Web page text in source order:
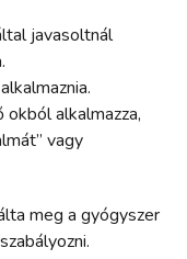
javasoltnál
alkalmazza,
vagy
meg a gyógyszer